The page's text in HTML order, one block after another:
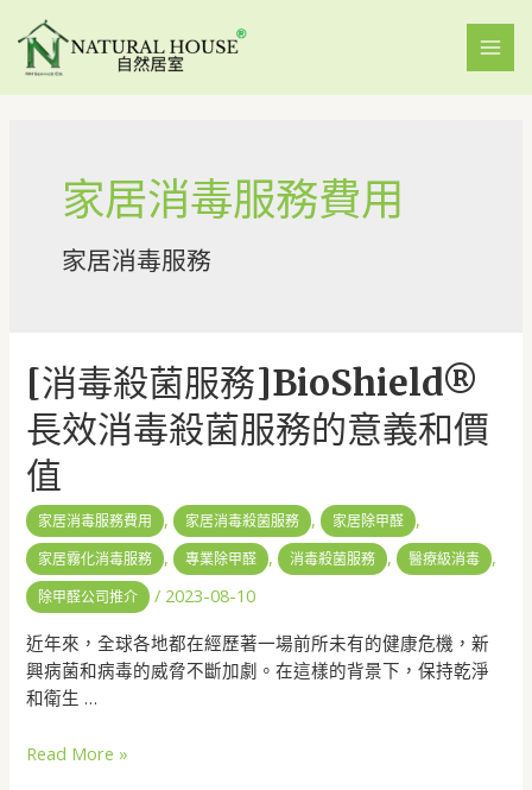
家居消毒服務費用
家居消毒服務
[消毒殺菌服務]BioShield®
長效消毒殺菌服務的意義和價
值
家居消毒服務費用 , 家居消毒殺菌服務 , 家居除甲醛 ,
家居霧化消毒服務 , 專業除甲醛 , 消毒殺菌服務 , 醫療級消毒 ,
除甲醛公司推介 / 2023-08-10
近年來，全球各地都在經歷著一場前所未有的健康危機，新
興病菌和病毒的威脅不斷加劇。在這樣的背景下，保持乾淨
和衛生 …
Read More »